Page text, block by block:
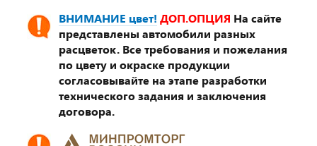
ВНИМАНИЕ цвет! ДОП.ОПЦИЯ На сайте
представлены автомобили разных
расцветок. Все требования и пожелания
по цвету и окраске продукции
согласовывайте на этапе разработки
технического задания и заключения
договора.